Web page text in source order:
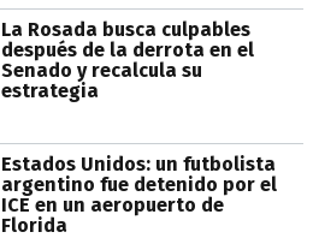
La Rosada busca culpables
después de la derrota en el
Senado y recalcula su
estrategia
Estados Unidos: un futbolista
argentino fue detenido por el
ICE en un aeropuerto de
Florida